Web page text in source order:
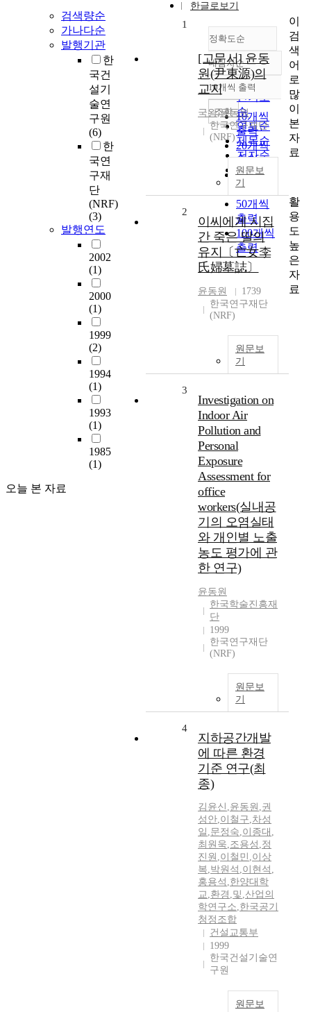
검색량순
가나다순
발행기관
한
국건
설기
술연
구원
(6)
한
국연
구재
단
(NRF)
(3)
발행연도
2002
(1)
2000
(1)
1999
(2)
1994
(1)
1993
(1)
1985
(1)
오늘 본 자료
한글로보기
정확도순
정확도
순
인기도
순
연도순
제목순
저자순
발행기
관순
내림차순
내림차순
10개씩 출력
10개씩
출력
20개씩
출력
30개씩
출력
50개씩
출력
100개씩
출력
조회
1
[고문서] 윤동
원(尹東源)의
교지
국왕,윤동원
한국연구재단
(NRF)
원문보
기
2
이씨에게 시집
간 죽은 딸의
유지〔亡女李
氏婦墓誌〕
윤동원
1739
한국연구재단
(NRF)
원문보
기
3
Investigation on
Indoor Air
Pollution and
Personal
Exposure
Assessment for
office
workers(실내공
기의 오염실태
와 개인별 노출
농도 평가에 관
한 연구)
윤동원
한국학술진흥재
단
1999
한국연구재단
(NRF)
원문보
기
4
지하공간개발
에 따른 환경
기준 연구(최
종)
김윤신 ,윤동원 ,권
성안,이철구,차성
일 ,문정숙,이종대 ,
최원욱,조용성 ,정
진원 ,이철민 ,이상
복,박원석 ,이현석 ,
홍용석 ,한양대학
교,환경 ,및 ,산업의
학연구소,한국공기
청정조합
건설교통부
1999
한국건설기술연
구원
원문보
이
검
색
어
로
많
이
본
자
료
활
용
도
높
은
자
료